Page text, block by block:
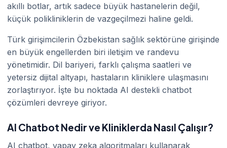
akıllı botlar, artık sadece büyük hastanelerin değil,
küçük polikliniklerin de vazgeçilmezi haline geldi.
Türk girişimcilerin Özbekistan sağlık sektörüne girişinde
en büyük engellerden biri iletişim ve randevu
yönetimidir. Dil bariyeri, farklı çalışma saatleri ve
yetersiz dijital altyapı, hastaların kliniklere ulaşmasını
zorlaştırıyor. İşte bu noktada AI destekli chatbot
çözümleri devreye giriyor.
AI Chatbot Nedir ve Kliniklerda Nasıl Çalışır?
AI chatbot, yapay zeka algoritmaları kullanarak